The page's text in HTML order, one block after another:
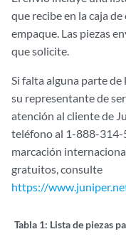
que recibe en la caja
empaque. Las piezas
que solicite.
Si falta alguna parte de
su representante de
atención al cliente de
teléfono al 1-888-314-
marcación
gratuitos, consulte
https://
Tabla 1: Lista de piezas